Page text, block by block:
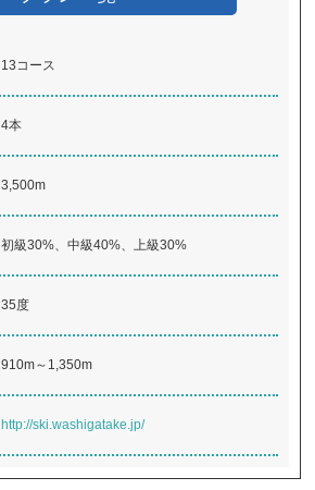
13コース
4本
3,500m
初級30%、中級40%、上級30%
35度
910m～1,350m
http://ski.washigatake.jp/